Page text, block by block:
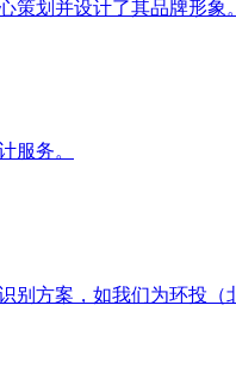
策划并设计了其品牌形象。
服务。
方案，如我们为环投（